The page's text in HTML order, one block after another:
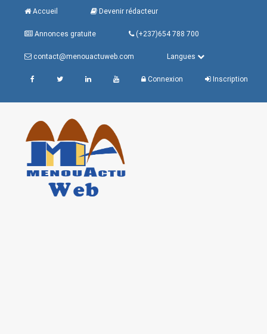
Accueil Devenir rédacteur
Annonces gratuite (+237)654 788 700
contact@menouactuweb.com Langues
Connexion Inscription